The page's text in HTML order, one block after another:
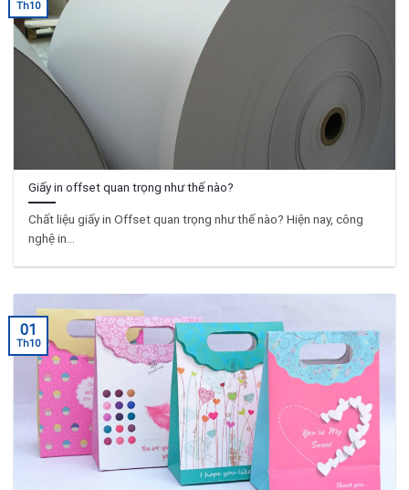
Giấy in offset quan trọng như thế nào?
Chất liệu giấy in Offset quan trọng như thế nào? Hiện nay, công
nghệ in...
Th10
01
Th10